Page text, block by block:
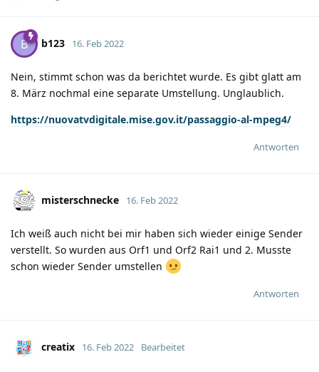
B b123 16. Feb 2022
Nein, stimmt schon was da berichtet wurde. Es gibt glatt am
8. März nochmal eine separate Umstellung. Unglaublich.
https://nuovatvdigitale.mise.gov.it/passaggio-al-mpeg4/
Antworten
misterschnecke 16. Feb 2022
Ich weiß auch nicht bei mir haben sich wieder einige Sender
verstellt. So wurden aus Orf1 und Orf2 Rai1 und 2. Musste
schon wieder Sender umstellen
Antworten
creatix 16. Feb 2022 Bearbeitet